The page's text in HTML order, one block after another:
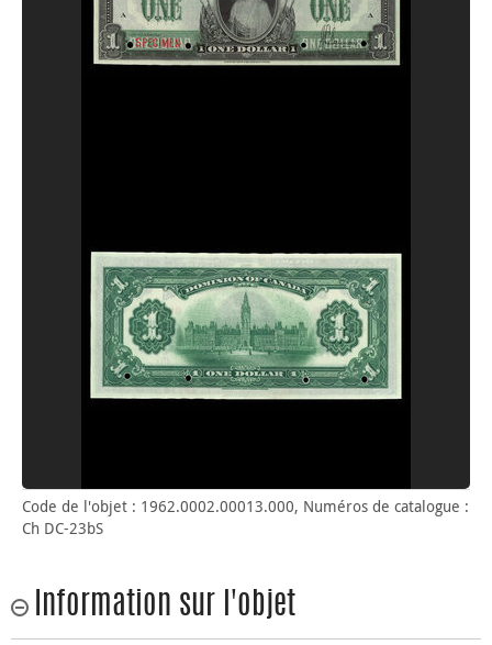
Code de l'objet : 1962.0002.00013.000, Numéros de catalogue :
Ch DC-23bS
Information sur l'objet